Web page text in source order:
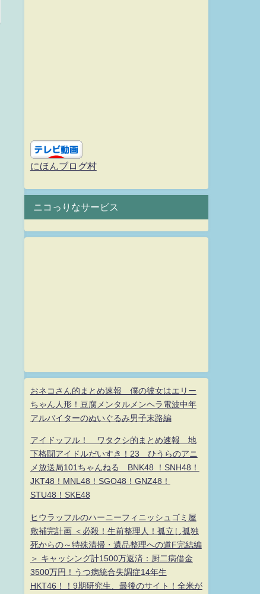
にほんブログ村
ニコっりなサービス
おネコさん的まとめ速報 僕の彼女はエリー
ちゃん人形！豆腐メンタルメンヘラ電波中年
アルバイターのぬいぐるみ男子末路編
アイドッフル！ ワタクシ的まとめ速報 地
下格闘アイドルだいすき！23 ひうらのアニ
メ放送局101ちゃんねる BNK48 ！SNH48！
JKT48！MNL48！SGO48！GNZ48！
STU48！SKE48
ヒウラッフルのハーニーフィニッシュゴミ屋
敷補完計画 ＜必殺！生前整理人！孤立し孤独
死からの～特殊清掃・遺品整理への道F完結編
＞ キャッシング計1500万返済：厨二病借金
3500万円！うつ病統合失調症14年生
HKT46！！9期研究生、最後のサイト！全米が